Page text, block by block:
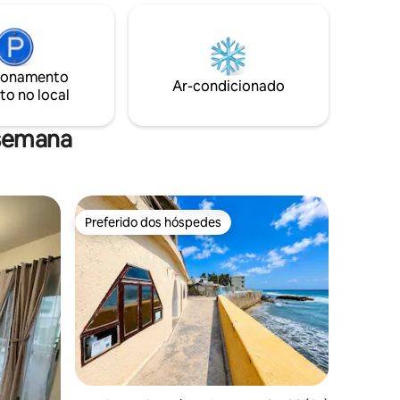
em
coisa
encantamento de Isla cative você,
forjando momentos queridos neste
retiro celestial. Sua viagem para a
tranquilidade acena!
no local
Ar-condicionado
Preferido dos hóspedes
Preferido dos hóspedes